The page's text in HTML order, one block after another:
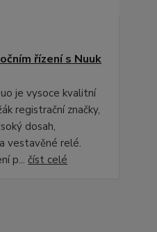
řízení s Nuuk
je vysoce kvalitní
registrační značky,
dosah,
vestavěné relé.
p...číst celé